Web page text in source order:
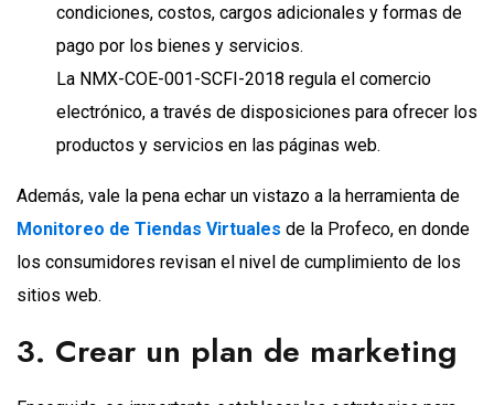
condiciones, costos, cargos adicionales y formas de
pago por los bienes y servicios.
La NMX-COE-001-SCFI-2018 regula el comercio
electrónico, a través de disposiciones para ofrecer los
productos y servicios en las páginas web.
Además, vale la pena echar un vistazo a la herramienta de
Monitoreo de Tiendas Virtuales de la Profeco, en donde
los consumidores revisan el nivel de cumplimiento de los
sitios web.
3. Crear un plan de marketing